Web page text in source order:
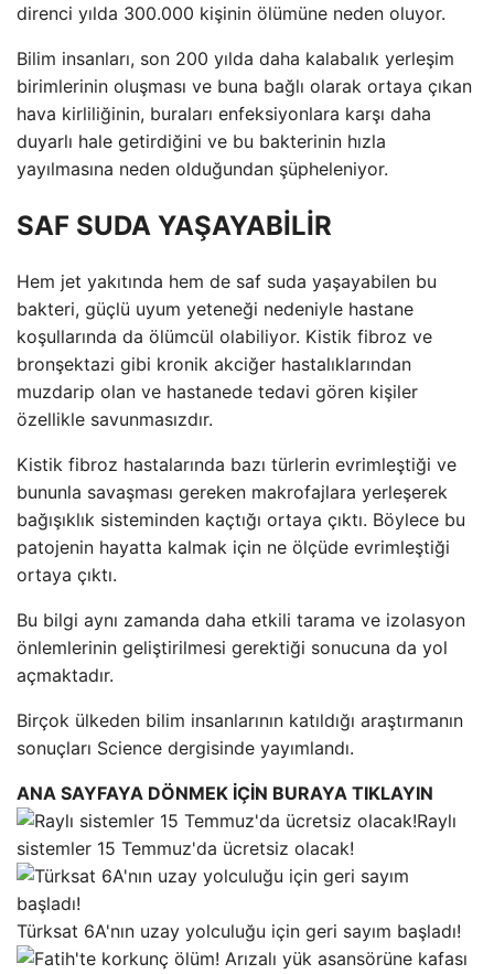
direnci yılda 300.000 kişinin ölümüne neden oluyor.
Bilim insanları, son 200 yılda daha kalabalık yerleşim
birimlerinin oluşması ve buna bağlı olarak ortaya çıkan
hava kirliliğinin, buraları enfeksiyonlara karşı daha
duyarlı hale getirdiğini ve bu bakterinin hızla
yayılmasına neden olduğundan şüpheleniyor.
SAF SUDA YAŞAYABİLİR
Hem jet yakıtında hem de saf suda yaşayabilen bu
bakteri, güçlü uyum yeteneği nedeniyle hastane
koşullarında da ölümcül olabiliyor. Kistik fibroz ve
bronşektazi gibi kronik akciğer hastalıklarından
muzdarip olan ve hastanede tedavi gören kişiler
özellikle savunmasızdır.
Kistik fibroz hastalarında bazı türlerin evrimleştiği ve
bununla savaşması gereken makrofajlara yerleşerek
bağışıklık sisteminden kaçtığı ortaya çıktı. Böylece bu
patojenin hayatta kalmak için ne ölçüde evrimleştiği
ortaya çıktı.
Bu bilgi aynı zamanda daha etkili tarama ve izolasyon
önlemlerinin geliştirilmesi gerektiği sonucuna da yol
açmaktadır.
Birçok ülkeden bilim insanlarının katıldığı araştırmanın
sonuçları Science dergisinde yayımlandı.
ANA SAYFAYA DÖNMEK İÇİN BURAYA TIKLAYIN
Raylı
sistemler 15 Temmuz'da ücretsiz olacak!
Türksat 6A'nın uzay yolculuğu için geri sayım başladı!